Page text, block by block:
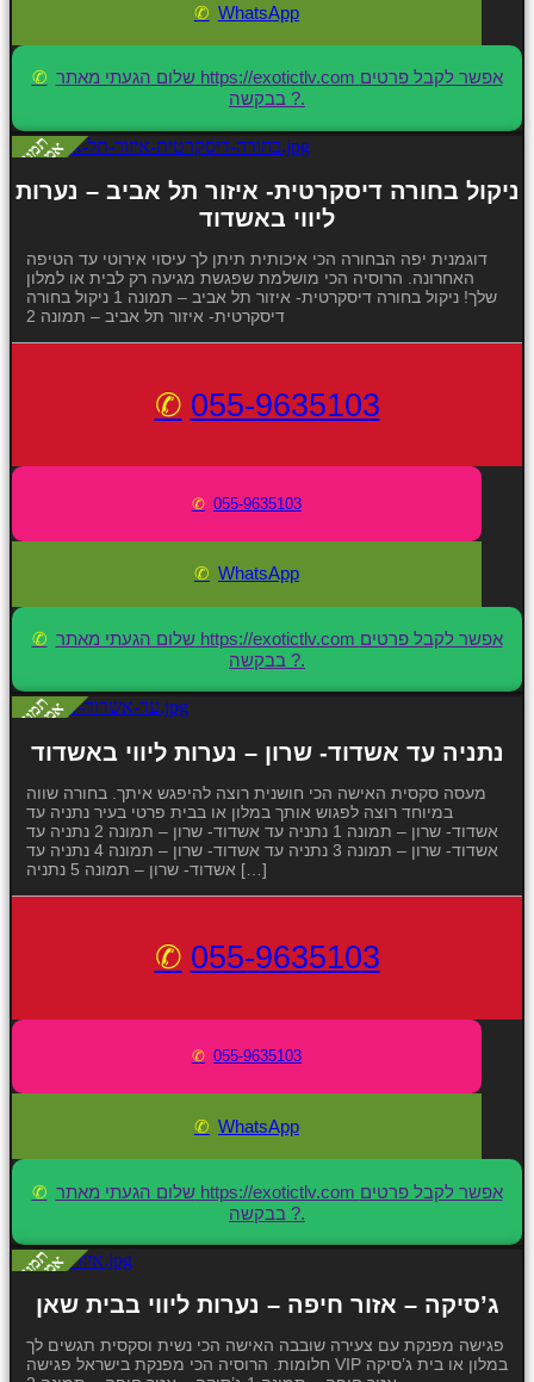
WhatsApp
שלום הגעתי מאתר https://exotictlv.com אפשר לקבל פרטים
בבקשה ?.
ניקול בחורה דיסקרטית- איזור תל אביב – נערות
ליווי באשדוד
דוגמנית יפה הבחורה הכי איכותית תיתן לך עיסוי אירוטי עד הטיפה
האחרונה. הרוסיה הכי מושלמת שפגשת מגיעה רק לבית או למלון
שלך! ניקול בחורה דיסקרטית- איזור תל אביב – תמונה 1 ניקול בחורה
דיסקרטית- איזור תל אביב – תמונה 2
055-9635103
055-9635103
WhatsApp
שלום הגעתי מאתר https://exotictlv.com אפשר לקבל פרטים
בבקשה ?.
נתניה עד אשדוד- שרון – נערות ליווי באשדוד
מעסה סקסית האישה הכי חושנית רוצה להיפגש איתך. בחורה שווה
במיוחד רוצה לפגוש אותך במלון או בבית פרטי בעיר נתניה עד
אשדוד- שרון – תמונה 1 נתניה עד אשדוד- שרון – תמונה 2 נתניה עד
אשדוד- שרון – תמונה 3 נתניה עד אשדוד- שרון – תמונה 4 נתניה עד
אשדוד- שרון – תמונה 5 נתניה […]
055-9635103
055-9635103
WhatsApp
שלום הגעתי מאתר https://exotictlv.com אפשר לקבל פרטים
בבקשה ?.
ג’סיקה – אזור חיפה – נערות ליווי בבית שאן
פגישה מפנקת עם צעירה שובבה האישה הכי נשית וסקסית תגשים לך
חלומות. הרוסיה הכי מפנקת בישראל פגישה VIP במלון או בית ג’סיקה